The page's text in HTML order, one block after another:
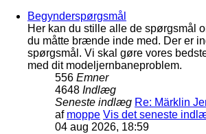
Begynderspørgsmål
Her kan du stille alle de spørgsmål
du måtte brænde inde med. Der er
spørgsmål. Vi skal gøre vores
med dit modeljernbaneproblem.
556 Emner
4648 Indlæg
Seneste indlæg Re: Märklin
af moppe Vis det seneste
04 aug 2026, 18:59